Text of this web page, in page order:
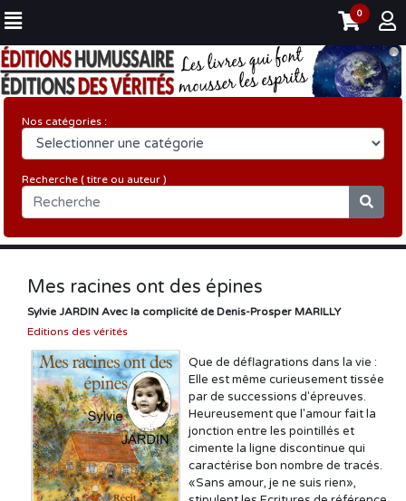
0
Nos catégories :
Recherche ( titre ou auteur )
Mes racines ont des épines
Sylvie JARDIN Avec la complicité de Denis-Prosper MARILLY
Editions des vérités
Que de déflagrations dans la vie :
Elle est même curieusement tissée
par de successions d'épreuves.
Heureusement que l'amour fait la
jonction entre les pointillés et
cimente la ligne discontinue qui
caractérise bon nombre de tracés.
«Sans amour, je ne suis rien»,